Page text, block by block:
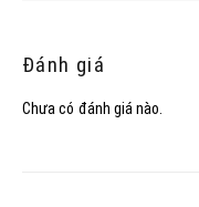
Đánh giá
Chưa có đánh giá nào.